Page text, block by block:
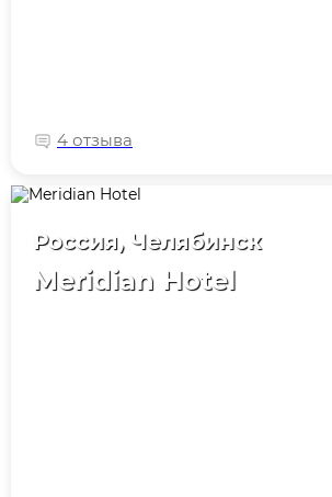
4 отзыва
Россия, Челябинск
Meridian Hotel